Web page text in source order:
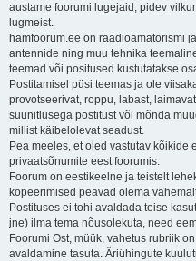
austame foorumi lugejaid, pidev
lugmeist.
hamfoorum.ee on raadioamatörismi
antennide ning muu tehnika
teemad või positused kustutatakse
Postitamisel püsi teemas ja ole
provotseerivat, roppu, labast,
suunitlusega postitust või mõnda
millist käibelolevat seadust.
Pea meeles, et oled vastutav kõikide
privaatsõnumite eest foorumis.
Foorum on eestikeelne ja teistelt
kopeerimised peavad olema
Postituses ei tohi avaldada teise
jne) ilma tema nõusolekuta, need
Foorumi Ost, müük, vahetus rubriik
avaldamine tasuta. Äriühingute